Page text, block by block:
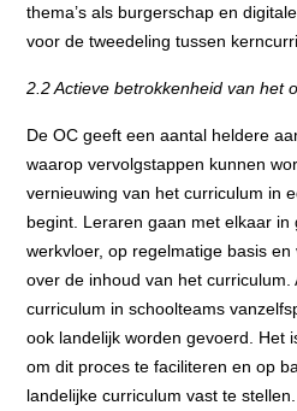
thema’s als burgerschap en
voor de tweedeling tussen
2.2 Actieve betrokkenheid van het
De OC geeft een aantal heldere
waarop vervolgstappen kunnen
vernieuwing van het curriculum in
begint. Leraren gaan met elkaar in
werkvloer, op regelmatige basis
over de inhoud van het curriculum.
curriculum in schoolteams
ook landelijk worden gevoerd. Het
om dit proces te faciliteren en op
landelijke curriculum vast te stellen.